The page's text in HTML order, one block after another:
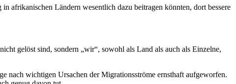
afrikanischen Ländern wesentlich dazu beitragen könnten, dort bessere
gelöst sind, sondern „wir“, sowohl als Land als auch als Einzelne,
nach wichtigen Ursachen der Migrationsströme ernsthaft aufgeworfen.